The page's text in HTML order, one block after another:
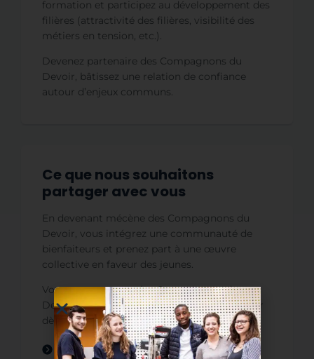
formation et participez au développement des
filières (attractivité des filières, visibilité des
métiers en tension, etc.).
Devenez partenaire des Compagnons du
Devoir, bâtissez une relation de confiance
autour d’enjeux communs.
Ce que nous souhaitons
partager avec vous
En devenant mécène des Compagnons du
Devoir, vous intégrez une communauté de
bienfaiteurs et prenez part à une œuvre
collective en faveur des jeunes.
Vous partagez avec les Compagnons du
Devoir la conviction que nous devons former
dès aujourd’hui les jeunes en :
proposant une offre pédagogique